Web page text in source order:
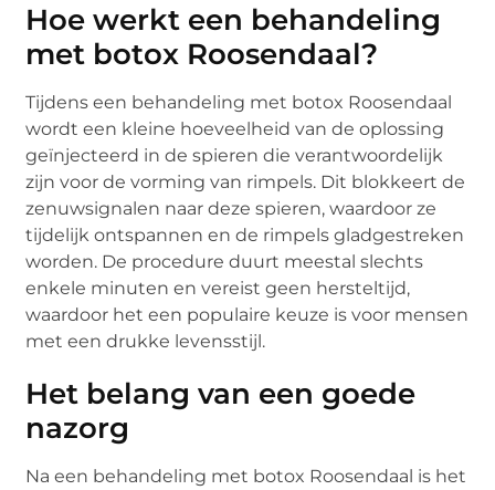
Hoe werkt een behandeling
met botox Roosendaal?
Tijdens een behandeling met botox Roosendaal
wordt een kleine hoeveelheid van de oplossing
geïnjecteerd in de spieren die verantwoordelijk
zijn voor de vorming van rimpels. Dit blokkeert de
zenuwsignalen naar deze spieren, waardoor ze
tijdelijk ontspannen en de rimpels gladgestreken
worden. De procedure duurt meestal slechts
enkele minuten en vereist geen hersteltijd,
waardoor het een populaire keuze is voor mensen
met een drukke levensstijl.
Het belang van een goede
nazorg
Na een behandeling met botox Roosendaal is het